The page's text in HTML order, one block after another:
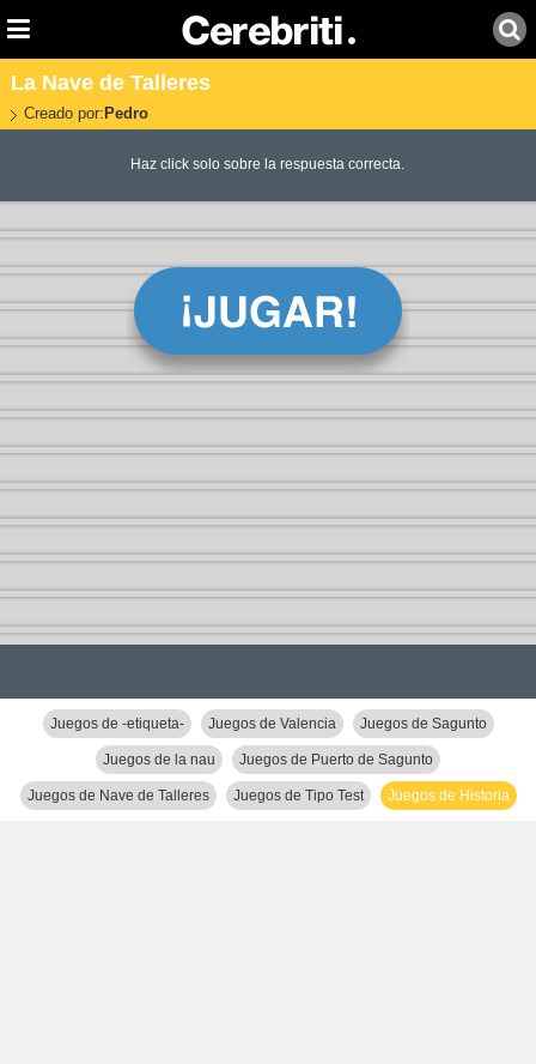
La Nave de Talleres
Creado por: Pedro
Haz click solo sobre la respuesta correcta.
Juegos de -etiqueta- Juegos de Valencia Juegos de Sagunto
Juegos de la nau Juegos de Puerto de Sagunto
Juegos de Nave de Talleres Juegos de Tipo Test Juegos de Historia